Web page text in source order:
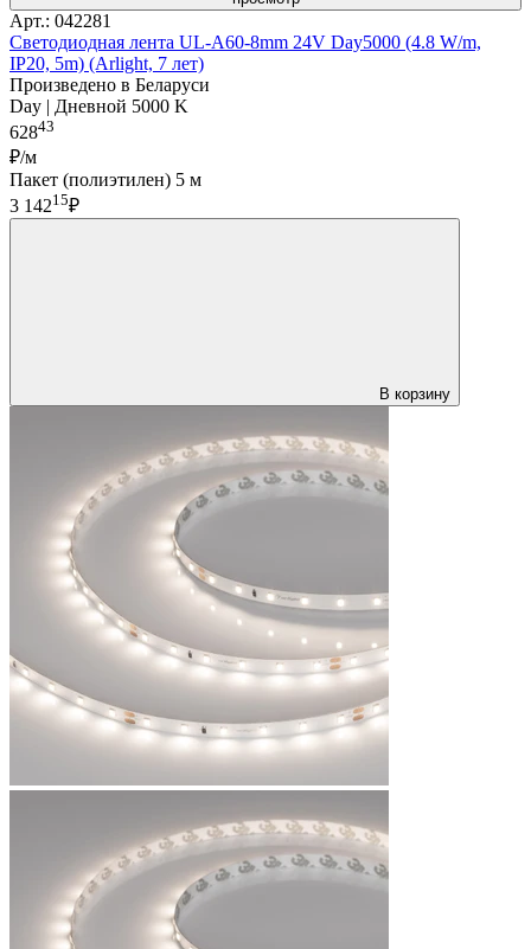
Арт.: 042281
Светодиодная лента UL-A60-8mm 24V Day5000 (4.8 W/m,
IP20, 5m) (Arlight, 7 лет)
Произведено в Беларуси
Day | Дневной 5000 K
62843
₽/м
Пакет (полиэтилен) 5 м
3 14215₽
В корзину